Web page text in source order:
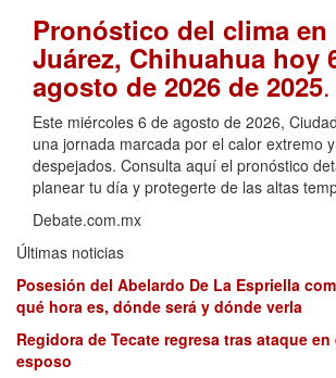
Pronóstico del clima en
Juárez, Chihuahua hoy
agosto de 2026 de 2025
Este miércoles 6 de agosto de 2026,
una jornada marcada por el calor extremo
despejados. Consulta aquí el pronóstico
planear tu día y protegerte de las altas
Debate.com.mx
Últimas noticias
Posesión del Abelardo De La Espriella
qué hora es, dónde será y dónde verla
Regidora de Tecate regresa tras ataque
esposo